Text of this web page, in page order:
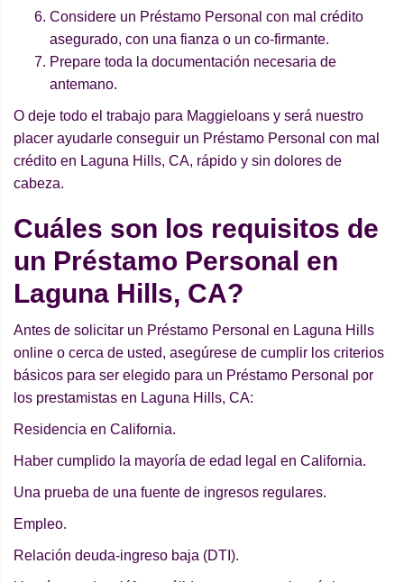
Considere un Préstamo Personal con mal crédito
asegurado, con una fianza o un co-firmante.
Prepare toda la documentación necesaria de
antemano.
O deje todo el trabajo para Maggieloans y será nuestro
placer ayudarle conseguir un Préstamo Personal con mal
crédito en Laguna Hills, CA, rápido y sin dolores de
cabeza.
Cuáles son los requisitos de
un Préstamo Personal en
Laguna Hills, CA?
Antes de solicitar un Préstamo Personal en Laguna Hills
online o cerca de usted, asegúrese de cumplir los criterios
básicos para ser elegido para un Préstamo Personal por
los prestamistas en Laguna Hills, CA:
Residencia en California.
Haber cumplido la mayoría de edad legal en California.
Una prueba de una fuente de ingresos regulares.
Empleo.
Relación deuda-ingreso baja (DTI).